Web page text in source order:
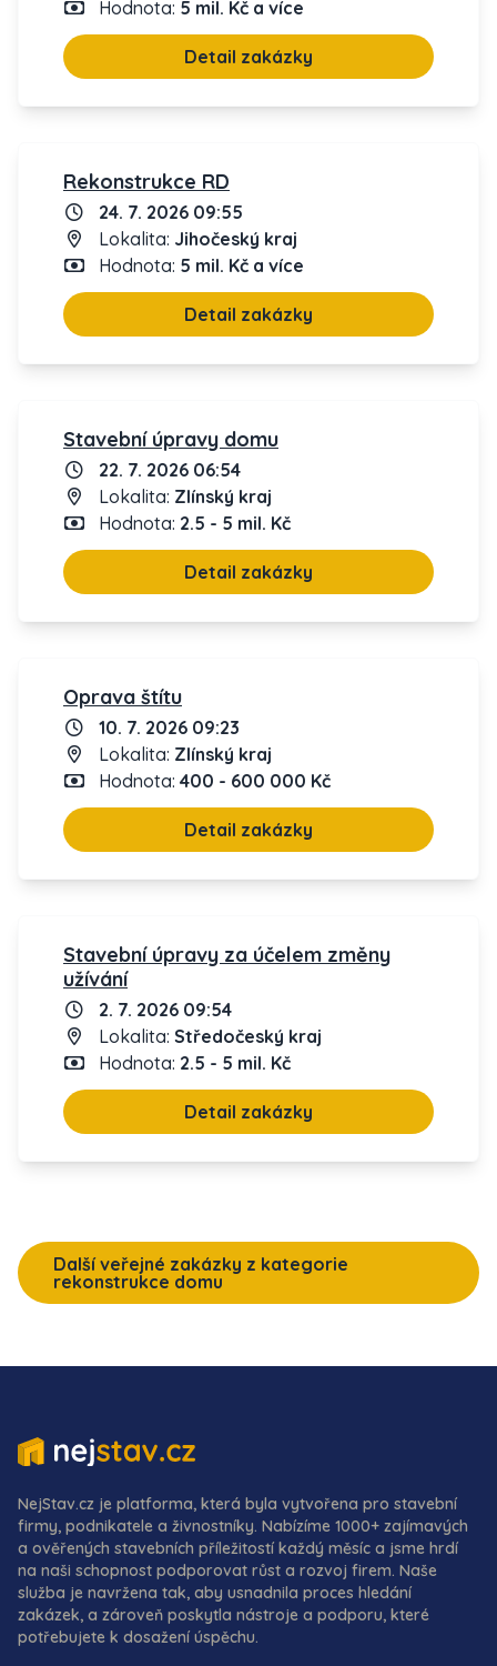
Hodnota: 5 mil. Kč a více
Detail zakázky
Rekonstrukce RD
24. 7. 2026 09:55
Lokalita: Jihočeský kraj
Hodnota: 5 mil. Kč a více
Detail zakázky
Stavební úpravy domu
22. 7. 2026 06:54
Lokalita: Zlínský kraj
Hodnota: 2.5 - 5 mil. Kč
Detail zakázky
Oprava štítu
10. 7. 2026 09:23
Lokalita: Zlínský kraj
Hodnota: 400 - 600 000 Kč
Detail zakázky
Stavební úpravy za účelem změny
užívání
2. 7. 2026 09:54
Lokalita: Středočeský kraj
Hodnota: 2.5 - 5 mil. Kč
Detail zakázky
Další veřejné zakázky z kategorie
rekonstrukce domu
NejStav.cz je platforma, která byla vytvořena pro stavební
firmy, podnikatele a živnostníky. Nabízíme 1000+ zajímavých
a ověřených stavebních příležitostí každý měsíc a jsme hrdí
na naši schopnost podporovat růst a rozvoj firem. Naše
služba je navržena tak, aby usnadnila proces hledání
zakázek, a zároveň poskytla nástroje a podporu, které
potřebujete k dosažení úspěchu.